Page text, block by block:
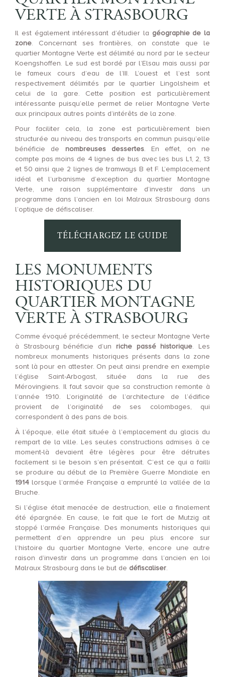
VERTE À STRASBOURG
Il est également intéressant d’étudier la géographie de la
zone. Concernant ses frontières, on constate que le
quartier Montagne Verte est délimité au nord par le secteur
Koengshoffen. Le sud est bordé par l’Elsau mais aussi par
le fameux cours d’eau de l’III. L’ouest et l’est sont
respectivement délimités par le quartier Lingolsheim et
celui de la gare. Cette position est particulièrement
intéressante puisqu’elle permet de relier Montagne Verte
aux principaux autres points d’intérêts de la zone.
Pour faciliter cela, la zone est particulièrement bien
structurée au niveau des transports en commun puisqu’elle
bénéficie de nombreuses dessertes. En effet, on ne
compte pas moins de 4 lignes de bus avec les bus L1, 2, 13
et 50 ainsi que 2 lignes de tramways B et F. L’emplacement
idéal et l’urbanisme d’exception du quartier Montagne
Verte, une raison supplémentaire d’investir dans un
programme dans l’ancien en loi Malraux Strasbourg dans
l’optique de défiscaliser.
TÉLÉCHARGEZ LE GUIDE
LES MONUMENTS
HISTORIQUES DU
QUARTIER MONTAGNE
VERTE À STRASBOURG
Comme évoqué précédemment, le secteur Montagne Verte
à Strasbourg bénéficie d’un riche passé historique. Les
nombreux monuments historiques présents dans la zone
sont là pour en attester. On peut ainsi prendre en exemple
l’église Saint-Arbogast, située dans la rue des
Mérovingiens. Il faut savoir que sa construction remonte à
l’année 1910. L’originalité de l’architecture de l’édifice
provient de l’originalité de ses colombages, qui
correspondent à des pans de bois.
À l’époque, elle était située à l’emplacement du glacis du
rempart de la ville. Les seules constructions admises à ce
moment-là devaient être légères pour être détruites
facilement si le besoin s’en présentait. C’est ce qui a failli
se produire au début de la Première Guerre Mondiale en
1914 lorsque l’armée Française a emprunté la vallée de la
Bruche.
Si l’église était menacée de destruction, elle a finalement
été épargnée. En cause, le fait que le fort de Mutzig ait
stoppé l’armée Française. Des monuments historiques qui
permettent d’en apprendre un peu plus encore sur
l’histoire du quartier Montagne Verte, encore une autre
raison d’investir dans un programme dans l’ancien en loi
Malraux Strasbourg dans le but de défiscaliser.